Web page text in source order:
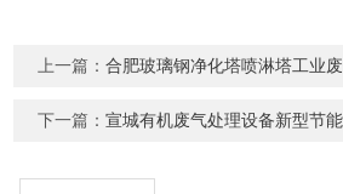
上一篇：合肥玻璃钢净化塔喷淋塔工业
下一篇：宣城有机废气处理设备新型节能